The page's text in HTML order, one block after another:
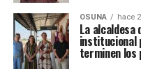
OSUNA hace
La alcaldesa
institucional
terminen los